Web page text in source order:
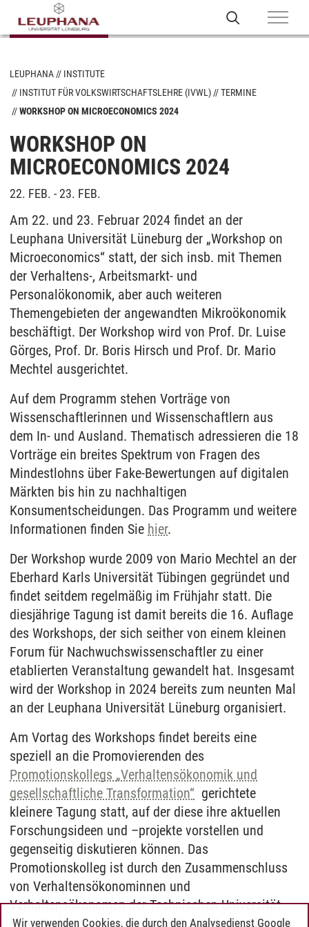
LEUPHANA
INSTITUTE
INSTITUT FÜR VOLKSWIRTSCHAFTSLEHRE (IVWL)
TERMINE
WORKSHOP ON MICROECONOMICS 2024
WORKSHOP ON
MICROECONOMICS 2024
22. FEB. - 23. FEB.
Am 22. und 23. Februar 2024 findet an der
Leuphana Universität Lüneburg der „Workshop on
Microeconomics“ statt, der sich insb. mit Themen
der Verhaltens-, Arbeitsmarkt- und
Personalökonomik, aber auch weiteren
Themengebieten der angewandten Mikroökonomik
beschäftigt. Der Workshop wird von Prof. Dr. Luise
Görges, Prof. Dr. Boris Hirsch und Prof. Dr. Mario
Mechtel ausgerichtet.
Auf dem Programm stehen Vorträge von
Wissenschaftlerinnen und Wissenschaftlern aus
dem In- und Ausland. Thematisch adressieren die 18
Vorträge ein breites Spektrum von Fragen des
Mindestlohns über Fake-Bewertungen auf digitalen
Märkten bis hin zu nachhaltigen
Konsumentscheidungen. Das Programm und weitere
Informationen finden Sie hier.
Der Workshop wurde 2009 von Mario Mechtel an der
Eberhard Karls Universität Tübingen gegründet und
findet seitdem regelmäßig im Frühjahr statt. Die
diesjährige Tagung ist damit bereits die 16. Auflage
des Workshops, der sich seither von einem kleinen
Forum für Nachwuchswissenschaftler zu einer
etablierten Veranstaltung gewandelt hat. Insgesamt
wird der Workshop in 2024 bereits zum neunten Mal
an der Leuphana Universität Lüneburg organisiert.
Am Vortag des Workshops findet bereits eine
speziell an die Promovierenden des
Promotionskollegs „Verhaltensökonomik und
gesellschaftliche Transformation“ gerichtete
kleinere Tagung statt, auf der diese ihre aktuellen
Forschungsideen und –projekte vorstellen und
gegenseitig diskutieren können. Das
Promotionskolleg ist durch den Zusammenschluss
von Verhaltensökonominnen und
Verhaltensökonomen der Technischen Universität
Clausthal, Leuphana Universität Lüneburg, Carl von
Wir verwenden Cookies, die durch den Analysedienst Google